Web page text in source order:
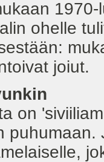
ohelle
joiut.
on